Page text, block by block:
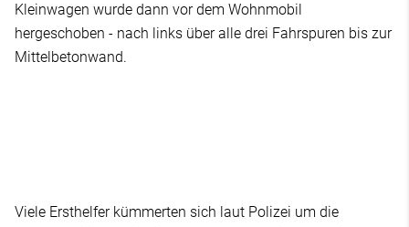
Kleinwagen wurde dann vor dem Wohnmobil
hergeschoben - nach links über alle drei Fahrspuren bis zur
Mittelbetonwand.
Viele Ersthelfer kümmerten sich laut Polizei um die